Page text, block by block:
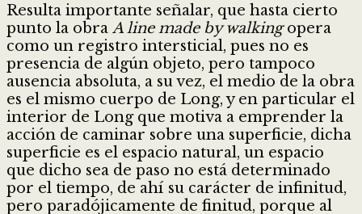
Resulta importante señalar, que hasta cierto
punto la obra A line made by walkingopera
como un registro intersticial, pues no es
presencia de algún objeto, pero tampoco
ausencia absoluta, a su vez, el medio de la obra
es el mismo cuerpo de Long, y en particular el
interior de Long que motiva a emprender la
acción de caminar sobre una superficie, dicha
superficie es el espacio natural, un espacio
que dicho sea de paso no está determinado
por el tiempo, de ahí su carácter de infinitud,
pero paradójicamente de finitud, porque al